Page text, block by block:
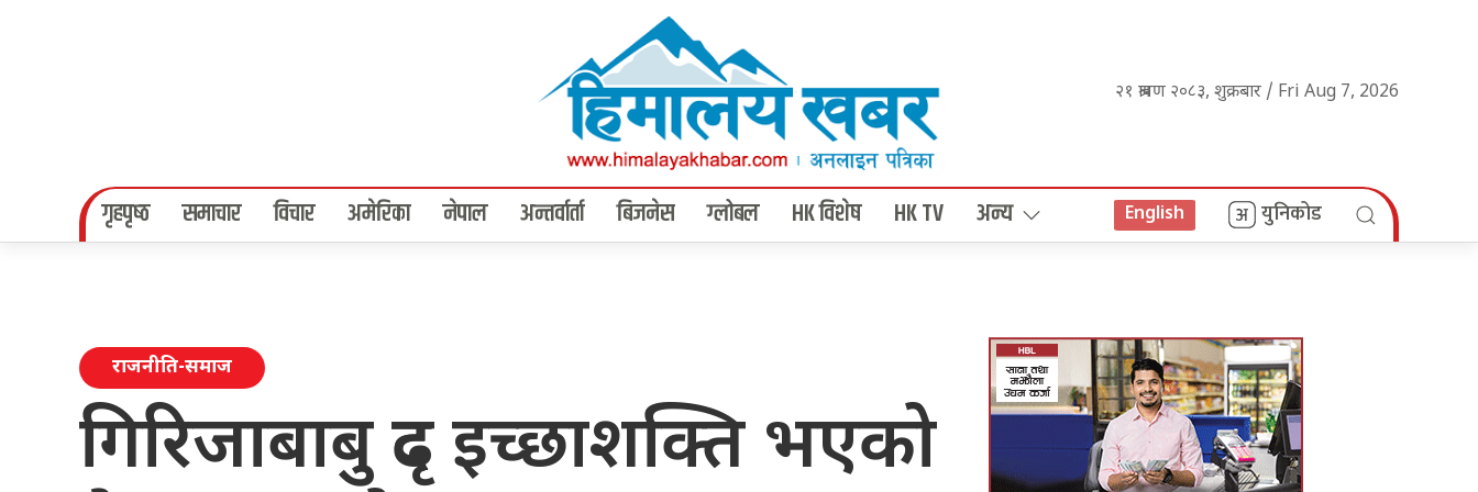
२१ श्रावण २०८३, शुक्रबार / Fri Aug 7, 2026
गृहपृष्‍ठ समाचार विचार अमेरिका नेपाल अन्तर्वार्ता बिजनेस ग्लोबल HK विशेष HK TV अन्य English युनिकोड
राजनीति-समाज
गिरिजाबाबु दृढ इच्छाशक्ति भएको